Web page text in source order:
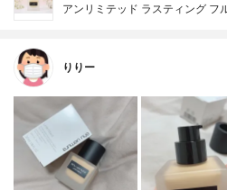
アンリミテッド ラスティング フ
りりー